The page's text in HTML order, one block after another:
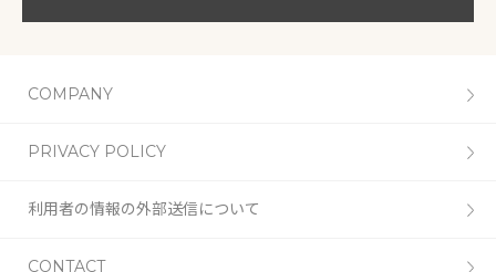
COMPANY
PRIVACY POLICY
利用者の情報の外部送信について
CONTACT